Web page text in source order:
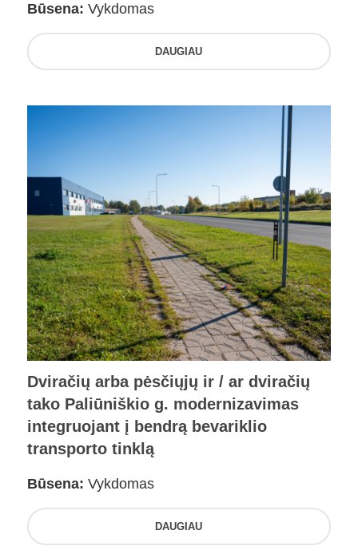
Būsena: Vykdomas
DAUGIAU
Dviračių arba pėsčiųjų ir / ar dviračių
tako Paliūniškio g. modernizavimas
integruojant į bendrą bevariklio
transporto tinklą
Būsena: Vykdomas
DAUGIAU